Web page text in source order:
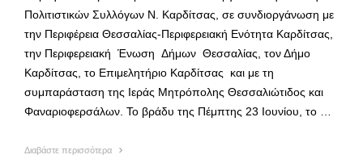
Πολιτιστικών Συλλόγων Ν. Καρδίτσας, σε συνδιοργάνωση με
την Περιφέρεια Θεσσαλίας-Περιφερειακή Ενότητα Καρδίτσας,
την Περιφερειακή Ένωση Δήμων Θεσσαλίας, τον Δήμο
Καρδίτσας, το Επιμελητήριο Καρδίτσας και με τη
συμπαράσταση της Ιεράς Μητρόπολης Θεσσαλιώτιδος και
Φαναριοφερσάλων. Το βράδυ της Πέμπτης 23 Ιουνίου, το …
Διαβάστε περισσότερα